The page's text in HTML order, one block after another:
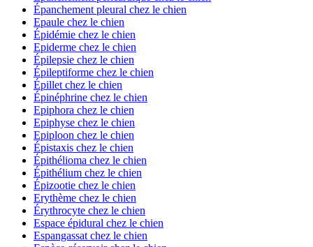
Épanchement pleural chez le chien
Epaule chez le chien
Épidémie chez le chien
Epiderme chez le chien
Épilepsie chez le chien
Épileptiforme chez le chien
Épillet chez le chien
Épinéphrine chez le chien
Epiphora chez le chien
Epiphyse chez le chien
Epiploon chez le chien
Épistaxis chez le chien
Épithélioma chez le chien
Épithélium chez le chien
Épizootie chez le chien
Erythème chez le chien
Érythrocyte chez le chien
Espace épidural chez le chien
Espangassat chez le chien